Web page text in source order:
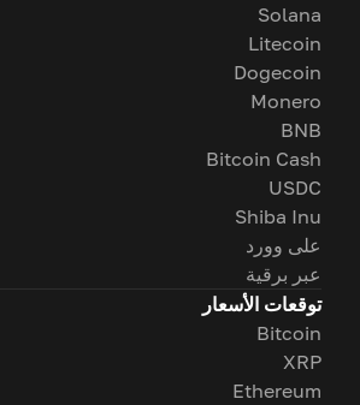
Solana
Litecoin
Dogecoin
Monero
BNB
Bitcoin Cash
USDC
Shiba Inu
على وورد
عبر برقية
توقعات الأسعار
Bitcoin
XRP
Ethereum